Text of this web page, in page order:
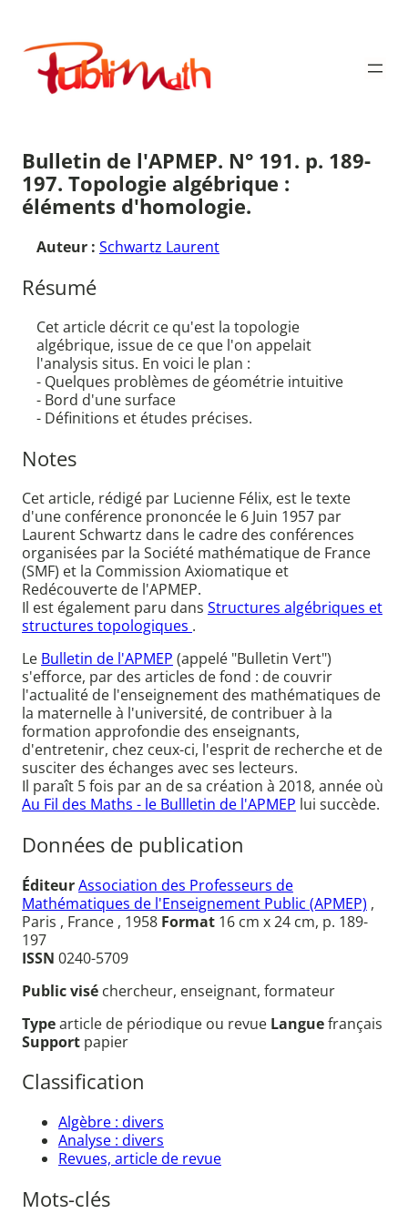
contenu
Publimath
Bulletin de l'APMEP. N° 191. p. 189-
197. Topologie algébrique :
éléments d'homologie.
Auteur : Schwartz Laurent
Résumé
Cet article décrit ce qu'est la topologie
algébrique, issue de ce que l'on appelait
l'analysis situs. En voici le plan :
- Quelques problèmes de géométrie intuitive
- Bord d'une surface
- Définitions et études précises.
Notes
Cet article, rédigé par Lucienne Félix, est le texte
d'une conférence prononcée le 6 Juin 1957 par
Laurent Schwartz dans le cadre des conférences
organisées par la Société mathématique de France
(SMF) et la Commission Axiomatique et
Redécouverte de l'APMEP.
Il est également paru dans Structures algébriques et
structures topologiques .
Le Bulletin de l'APMEP (appelé "Bulletin Vert")
s'efforce, par des articles de fond : de couvrir
l'actualité de l'enseignement des mathématiques de
la maternelle à l'université, de contribuer à la
formation approfondie des enseignants,
d'entretenir, chez ceux-ci, l'esprit de recherche et de
susciter des échanges avec ses lecteurs.
Il paraît 5 fois par an de sa création à 2018, année où
Au Fil des Maths - le Bullletin de l'APMEP lui succède.
Données de publication
ÉditeurAssociation des Professeurs de
Mathématiques de l'Enseignement Public (APMEP) ,
Paris , France , 1958 Format 16 cm x 24 cm, p. 189-
197
ISSN 0240-5709
Public visé chercheur, enseignant, formateur
Typearticle de périodique ou revue Languefrançais
Support papier
Classification
Algèbre : divers
Analyse : divers
Revues, article de revue
Mots-clés